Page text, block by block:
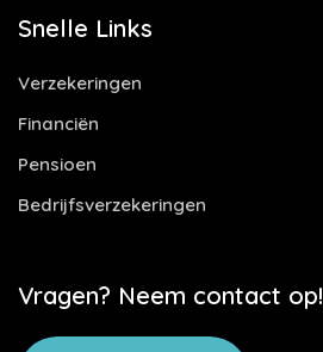
Snelle Links
Verzekeringen
Financiën
Pensioen
Bedrijfsverzekeringen
Vragen? Neem contact op!